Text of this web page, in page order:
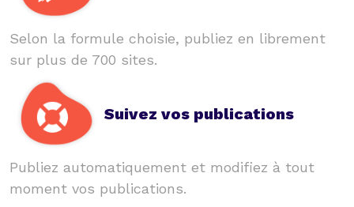
Selon la formule choisie, publiez en librement
sur plus de 700 sites.
Suivez vos publications
Publiez automatiquement et modifiez à tout
moment vos publications.